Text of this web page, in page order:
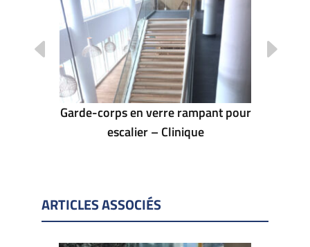
Garde-corps en verre rampant pour
escalier – Clinique
ARTICLES ASSOCIÉS